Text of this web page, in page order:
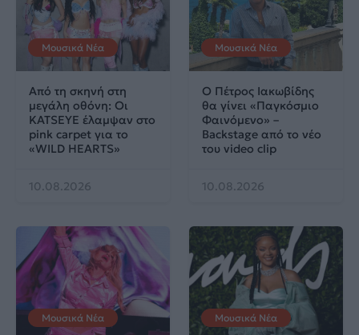
Μουσικά Νέα
Από τη σκηνή στη
μεγάλη οθόνη: Οι
KATSEYE έλαμψαν στο
pink carpet για το
«WILD HEARTS»
10.08.2026
Μουσικά Νέα
Ο Πέτρος Ιακωβίδης
θα γίνει «Παγκόσμιο
Φαινόμενο» –
Backstage από το νέο
του video clip
10.08.2026
Μουσικά Νέα Μουσικά Νέα